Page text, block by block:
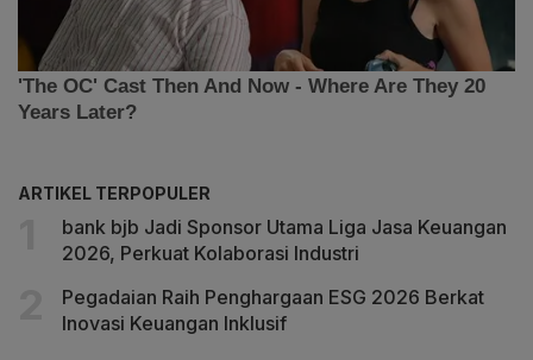
ARTIKEL TERPOPULER
bank bjb Jadi Sponsor Utama Liga Jasa Keuangan
2026, Perkuat Kolaborasi Industri
Pegadaian Raih Penghargaan ESG 2026 Berkat
Inovasi Keuangan Inklusif